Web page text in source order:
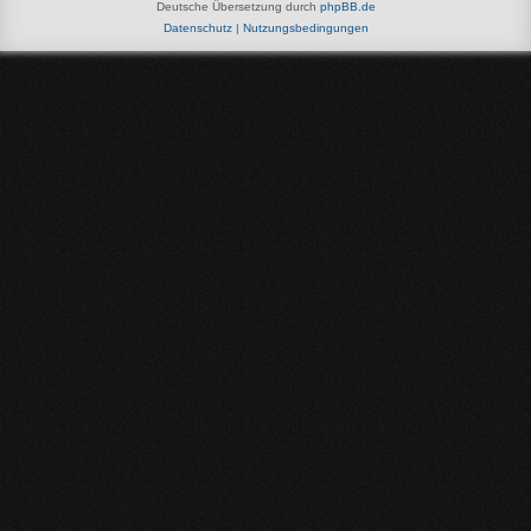
Deutsche Übersetzung durch phpBB.de
Datenschutz| Nutzungsbedingungen